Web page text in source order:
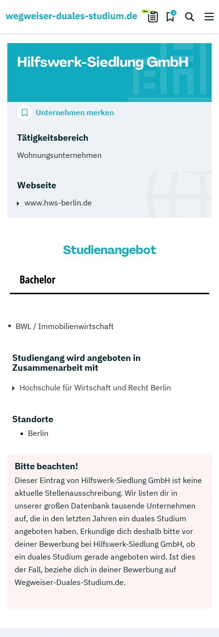
0
Hilfswerk-Siedlung GmbH
Tätigkeitsbereich
Wohnungsunternehmen
Webseite
www.hws-berlin.de
Unternehmen merken
Studienangebot
Bachelor
BWL / Immobilienwirtschaft
Studiengang wird angeboten in
Zusammenarbeit mit
Hochschule für Wirtschaft und Recht Berlin
Standorte
Berlin
Bitte beachten!
Dieser Eintrag von Hilfswerk-Siedlung GmbH ist keine
aktuelle Stellenausschreibung. Wir listen dir in
unserer großen Datenbank tausende Unternehmen
auf, die in den letzten Jahren ein duales Studium
angeboten haben. Erkundige dich deshalb bitte vor
deiner Bewerbung bei Hilfswerk-Siedlung GmbH, ob
ein duales Studium gerade angeboten wird. Ist dies
der Fall, beziehe dich in deiner Bewerbung auf
Wegweiser-Duales-Studium.de.